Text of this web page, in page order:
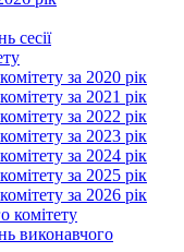
сесії
за 2020 рік
за 2021 рік
за 2022 рік
за 2023 рік
за 2024 рік
за 2025 рік
за 2026 рік
комітету
виконавчого